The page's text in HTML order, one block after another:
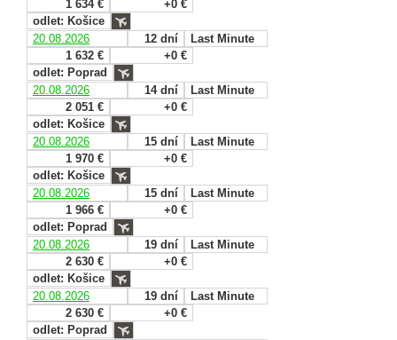
1 634 €
+0 €
odlet: Košice
20.08.2026
12 dní
Last Minute
1 632 €
+0 €
odlet: Poprad
20.08.2026
14 dní
Last Minute
2 051 €
+0 €
odlet: Košice
20.08.2026
15 dní
Last Minute
1 970 €
+0 €
odlet: Košice
20.08.2026
15 dní
Last Minute
1 966 €
+0 €
odlet: Poprad
20.08.2026
19 dní
Last Minute
2 630 €
+0 €
odlet: Košice
20.08.2026
19 dní
Last Minute
2 630 €
+0 €
odlet: Poprad